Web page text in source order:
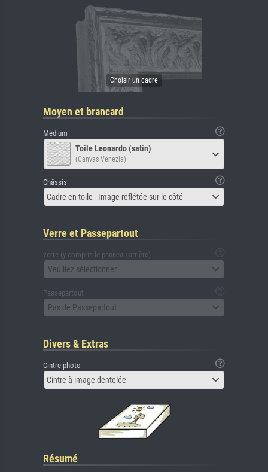
Moyen et brancard
Médium
Toile Leonardo (satin)
(Canvas Venezia)
Châssis
Cadre en toile - Image reflétée sur le côté
Verre et Passepartout
verre (y compris le panneau arrière)
Veuillez sélectionner
Passepartout
Pas de Passepartout
Divers & Extras
Cintre photo
Cintre à image dentelée
Résumé